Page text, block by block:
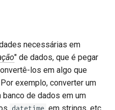
necessárias em
" de dados, que é pegar
los em algo que
exemplo, converter um
de dados em um